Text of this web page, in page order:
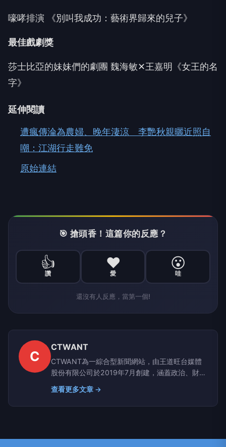
嚎哮排演 《別叫我成功：藝術界歸來的兒子》
最佳戲劇獎
莎士比亞的妹妹們的劇團 魏海敏✕王嘉明《女王的名
字》
延伸閱讀
遭瘋傳淪為農婦、晚年淒涼 李艷秋親曬近照自
嘲：江湖行走難免
原始連結
🎯 搶頭香！這篇你的反應？
👍
讚
❤️
愛
😮
哇
還沒有人反應，當第一個!
C
CTWANT
CTWANT為一綜合型新聞網站，由王道旺台媒體
股份有限公司於2019年7月創建，涵蓋政治、財
經、社會、娛樂、漂亮、生活、國際、影音等八大
類別，提供獨家新聞及豐富內容，未來將企劃更多
精采專題，讓您一手掌握最新資訊！
查看更多文章 →